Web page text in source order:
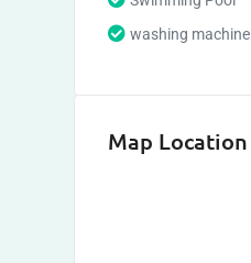
washing machine
Map Location